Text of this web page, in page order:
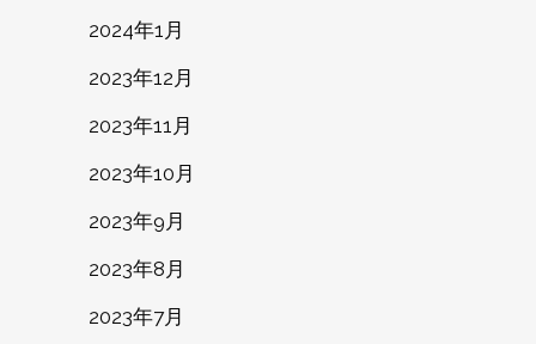
2024年1月
2023年12月
2023年11月
2023年10月
2023年9月
2023年8月
2023年7月